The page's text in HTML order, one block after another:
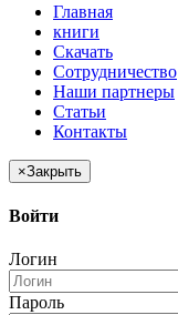
Главная
книги
Скачать
Сотрудничество
Наши партнеры
Статьи
Контакты
×Закрыть
Войти
Логин
Пароль